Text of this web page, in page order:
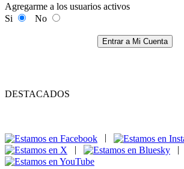
Agregarme a los usuarios activos
Si
No
Entrar a Mi Cuenta
DESTACADOS
|
|
|